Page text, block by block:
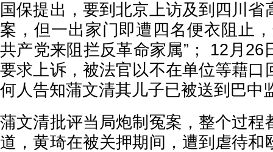
国保提出，要到北京上访及到四川省
案，但一出家门即遭四名便衣阻止
共产党来阻拦反革命家属”； 12月26
要求上诉，被法官以不在单位等藉口
何人告知蒲文清其儿子已被送到巴中
蒲文清批评当局炮制冤案，整个过程
道，黄琦在被关押期间，遭到虐待和